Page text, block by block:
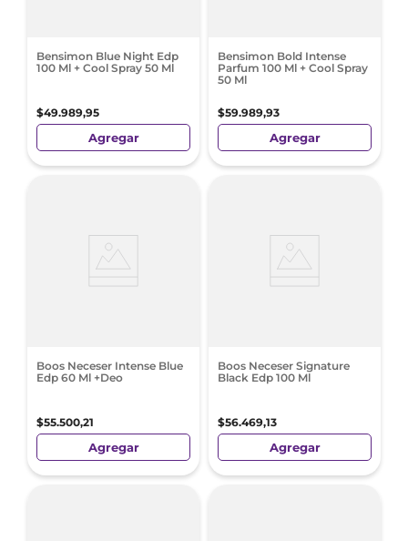
Bensimon Blue Night Edp
100 Ml + Cool Spray 50 Ml
$49.989,95
Agregar
Bensimon Bold Intense
Parfum 100 Ml + Cool Spray
50 Ml
$59.989,93
Agregar
Boos Neceser Intense Blue
Edp 60 Ml +Deo
$55.500,21
Agregar
Boos Neceser Signature
Black Edp 100 Ml
$56.469,13
Agregar